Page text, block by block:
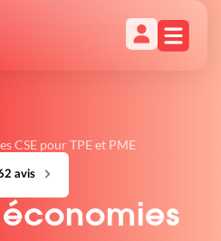
CSE pour TPE et PME
avis